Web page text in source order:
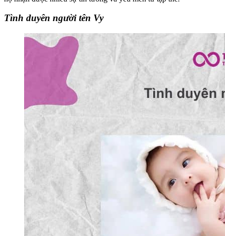
Tình duyên người tên Vy